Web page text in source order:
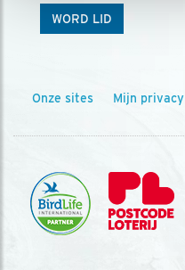
WORD LID
Onze sites Mijn privacy